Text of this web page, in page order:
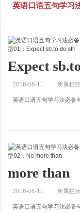
英语口语五句学习
Expect
2016-06-11 所属栏
英语口语五句学习法必备
期望某人做某事
不知道大家有没有这样的
more than
2016-06-11 所属栏
英语口语五句学习法必备